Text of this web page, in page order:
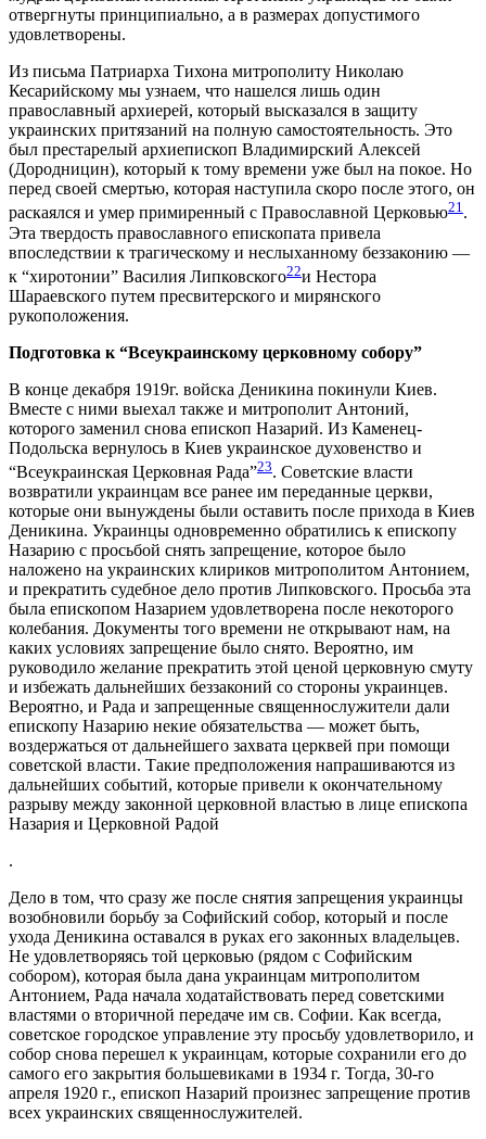
отвергнуты принципиально, а в размерах допустимого
удовлетворены.
Из письма Патриарха Тихона митрополиту Николаю
Кесарийскому мы узнаем, что нашелся лишь один
православный архиерей, который высказался в защиту
украинских притязаний на полную самостоятельность. Это
был престарелый архиепископ Владимирский Алексей
(Дородницин), который к тому времени уже был на покое. Но
перед своей смертью, которая наступила скоро после этого, он
раскаялся и умер примиренный с Православной Церковью21.
Эта твердость православного епископата привела
впоследствии к трагическому и неслыханному беззаконию —
к “хиротонии” Василия Липковского22и Нестора
Шараевского путем пресвитерского и мирянского
рукоположения.
Подготовка к “Всеукраинскому церковному собору”
В конце декабря 1919г. войска Деникина покинули Киев.
Вместе с ними выехал также и митрополит Антоний,
которого заменил снова епископ Назарий. Из Каменец-
Подольска вернулось в Киев украинское духовенство и
“Всеукраинская Церковная Рада”23. Советские власти
возвратили украинцам все ранее им переданные церкви,
которые они вынуждены были оставить после прихода в Киев
Деникина. Украинцы одновременно обратились к епископу
Назарию с просьбой снять запрещение, которое было
наложено на украинских клириков митрополитом Антонием,
и прекратить судебное дело против Липковского. Просьба эта
была епископом Назарием удовлетворена после некоторого
колебания. Документы того времени не открывают нам, на
каких условиях запрещение было снято. Вероятно, им
руководило желание прекратить этой ценой церковную смуту
и избежать дальнейших беззаконий со стороны украинцев.
Вероятно, и Рада и запрещенные священнослужители дали
епископу Назарию некие обязательства — может быть,
воздержаться от дальнейшего захвата церквей при помощи
советской власти. Такие предположения напрашиваются из
дальнейших событий, которые привели к окончательному
разрыву между законной церковной властью в лице епископа
Назария и Церковной Радой
.
Дело в том, что сразу же после снятия запрещения украинцы
возобновили борьбу за Софийский собор, который и после
ухода Деникина оставался в руках его законных владельцев.
Не удовлетворяясь той церковью (рядом с Софийским
собором), которая была дана украинцам митрополитом
Антонием, Рада начала ходатайствовать перед советскими
властями о вторичной передаче им св. Софии. Как всегда,
советское городское управление эту просьбу удовлетворило, и
собор снова перешел к украинцам, которые сохранили его до
самого его закрытия большевиками в 1934 г. Тогда, 30-го
апреля 1920 г., епископ Назарий произнес запрещение против
всех украинских священнослужителей.